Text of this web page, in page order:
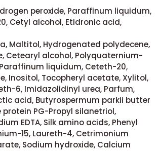
peroxide, Paraffinum liquidum,
Cetyl alcohol, Etidronic acid,
Maltitol, Hydrogenated polydecene,
Cetearyl alcohol, Polyquaternium-
liquidum, Ceteth-20,
Inositol, Tocopheryl acetate, Xylitol,
6, Imidazolidinyl urea, Parfum,
acid, Butyrospermum parkii butter
PG-Propyl silanetriol,
EDTA, Silk amino acids, Phenyl
15, Laureth-4, Cetrimonium
Sodium hydroxide, Calcium